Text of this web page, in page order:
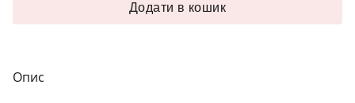
Опис
Додати в кошик